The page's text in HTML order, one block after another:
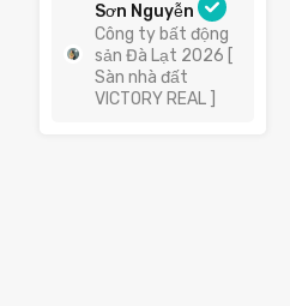
Sơn Nguyễn
Công ty bất động
sản Đà Lạt 2026 [
Sàn nhà đất
VICTORY REAL ]